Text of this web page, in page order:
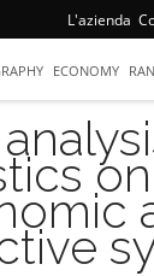
L'azienda
ECONOMY